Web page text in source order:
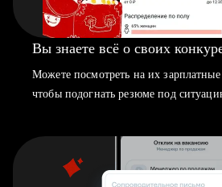
Вы знаете всё о своих
Можете посмотреть на их
чтобы подогнать резюме под